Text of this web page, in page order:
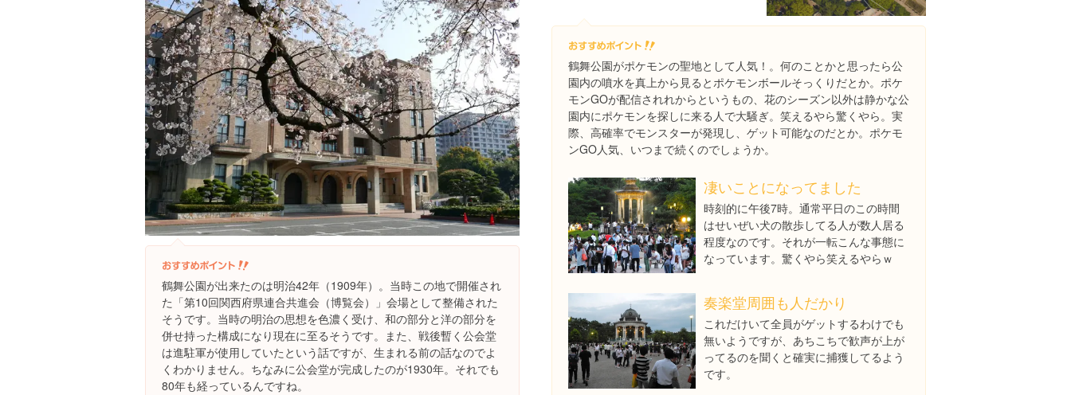
鶴舞公園が出来たのは明治42年（1909年）。当時この地で開催され
た「第10回関西府県連合共進会（博覧会）」会場として整備された
そうです。当時の明治の思想を色濃く受け、和の部分と洋の部分を
併せ持った構成になり現在に至るそうです。また、戦後暫く公会堂
は進駐軍が使用していたという話ですが、生まれる前の話なのでよ
くわかりません。ちなみに公会堂が完成したのが1930年。それでも
80年も経っているんですね。
鶴舞公園がポケモンの聖地として人気！。何のことかと思ったら公
園内の噴水を真上から見るとポケモンボールそっくりだとか。ポケ
モンGOが配信されれからというもの、花のシーズン以外は静かな公
園内にポケモンを探しに来る人で大騒ぎ。笑えるやら驚くやら。実
際、高確率でモンスターが発現し、ゲット可能なのだとか。ポケモ
ンGO人気、いつまで続くのでしょうか。
凄いことになってました
時刻的に午後7時。通常平日のこの時間
はせいぜい犬の散歩してる人が数人居る
程度なのです。それが一転こんな事態に
なっています。驚くやら笑えるやらｗ
奏楽堂周囲も人だかり
これだけいて全員がゲットするわけでも
無いようですが、あちこちで歓声が上が
ってるのを聞くと確実に捕獲してるよう
です。